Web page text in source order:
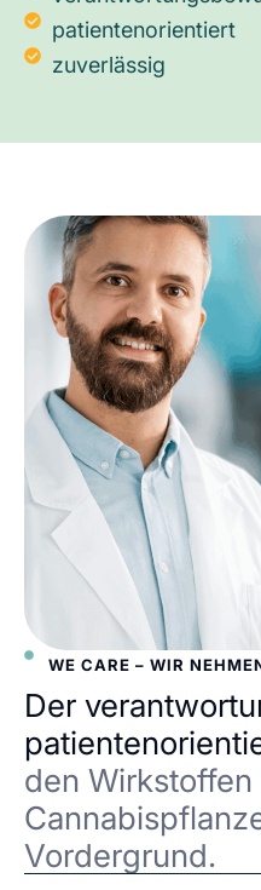
patientenorientiert
zuverlässig
WE CARE – WIR
Der
den
Vordergrund.